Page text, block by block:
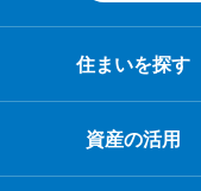
住まいを探す
資産の活用